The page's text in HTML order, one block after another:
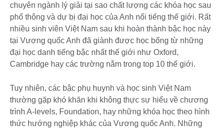
chuyên ngành lý giải tại sao chất lượng các khóa học sau
phổ thông và dự bị đại học của Anh nổi tiếng thế giới. Rất
nhiều sinh viên Việt Nam sau khi hoàn thành bậc học này
tại Vương quốc Anh đã giành được học bổng từ những
đại học danh tiếng bậc nhất thế giới như Oxford,
Cambridge hay các trường nằm trong top 10 thế giới.
Tuy nhiên, các bậc phụ huynh và học sinh Việt Nam
thường gặp khó khăn khi không thực sự hiểu về chương
trình A-levels, Foundation, hay những khóa học theo hình
thức hướng nghiệp khác của Vương quốc Anh. Những